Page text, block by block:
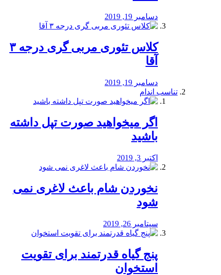
دسامبر 19, 2019
کلاس تئوری مربی گری درجه ۳
آقا
دسامبر 19, 2019
تناسب اندام
اگر میخواهید صورت تپل داشته
باشید
اکتبر 3, 2019
نخوردن شام باعث لاغری نمی
‌شود
سپتامبر 26, 2019
پنج گیاه قدرتمند برای تقویت
استخوان